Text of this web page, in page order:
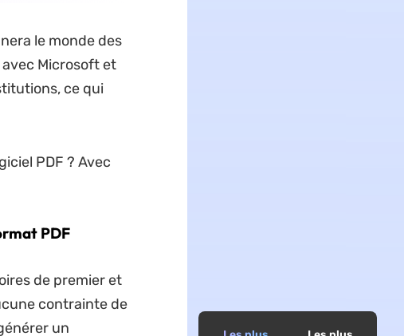
le monde des
Microsoft et
ce qui
PDF ? Avec
PDF
de premier et
contrainte de
un